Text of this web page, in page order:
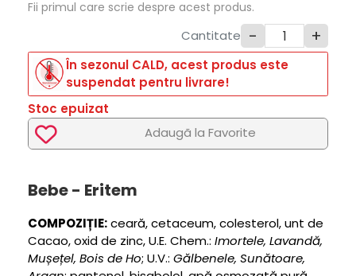
Fii primul care scrie despre acest produs.
Cantitate - +
În sezonul CALD, acest produs este
suspendat pentru livrare!
Stoc epuizat
Adaugã la Favorite
Bebe - Eritem
COMPOZIȚIE:ceară, cetaceum, colesterol, unt de
Cacao, oxid de zinc, U.E. Chem.: Imortele, Lavandă,
Mușețel, Bois de Ho; U.V.: Gălbenele, Sunătoare,